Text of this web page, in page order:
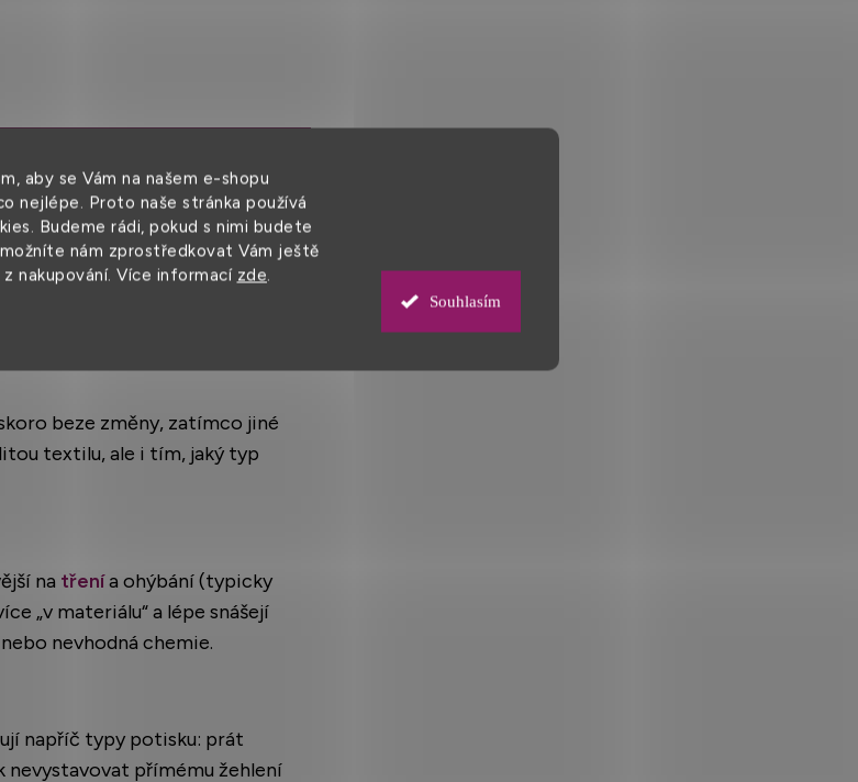
aby se Vám na našem e-shopu
nejlépe. Proto naše stránka používá
Budeme rádi, pokud s nimi budete
nám zprostředkovat Vám ještě
nakupování. Více informací zde.
Souhlasím
typy potisku
beze změny, zatímco jiné
textilu, ale i tím, jaký typ
na třenía ohýbání (typicky
„v materiálu“ a lépe snášejí
nebo nevhodná chemie.
napříč typy potisku: prát
přímému žehlení